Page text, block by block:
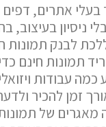
בעלי אתרים, דפים
ניסיון בעיצוב,
לבנק תמונות
תמונות חינם
כמה עבודות
זמן להכיר
מאגרים של